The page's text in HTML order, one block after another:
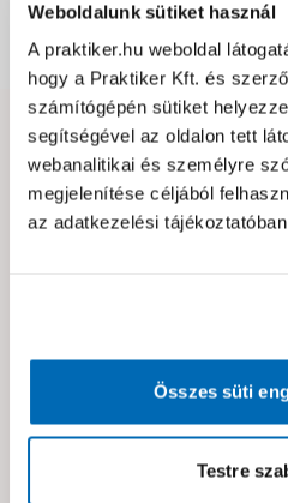
Weboldalunk sütiket használ
A praktiker.hu weboldal
hogy a Praktiker Kft. és
számítógépén sütiket
segítségével az oldalon tett
webanalitikai és személyre
megjelenítése céljából
az adatkezelési
Összes süti
Testre
Dokumentumok, felelős
Hibát találtál az oldalon
Kérjük